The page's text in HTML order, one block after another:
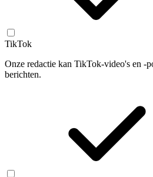
TikTok
Onze redactie kan TikTok-video's en -
berichten.